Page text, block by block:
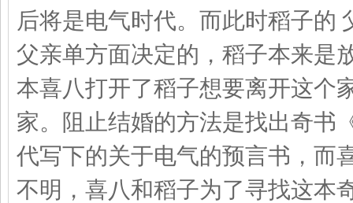
后将是电气时代。而此时稻子的
父亲单方面决定的，稻子本来是
本喜八打开了稻子想要离开这个
家。阻止结婚的方法是找出奇书
代写下的关于电气的预言书，而
不明，喜八和稻子为了寻找这本